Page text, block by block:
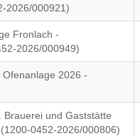
2026/000921)
Fronlach -
2026/000949)
2026 -
und Gaststätte
0452-2026/000806)